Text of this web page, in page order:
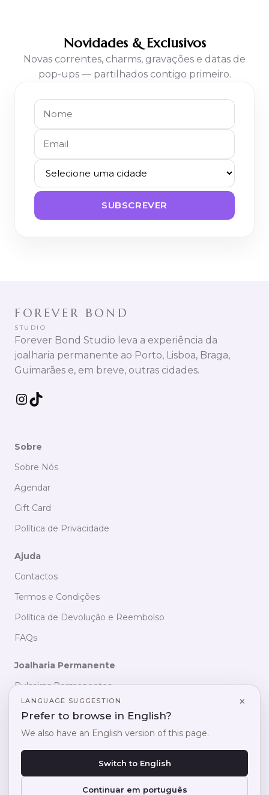
EN
Novidades & Exclusivos
Novas correntes, charms, gravações e datas de
pop-ups — partilhados contigo primeiro.
SUBSCREVER
FOREVER BOND
STUDIO
Forever Bond Studio leva a experiência da
joalharia permanente ao Porto, Lisboa, Braga,
Guimarães e, em breve, outras cidades.
InstagramTikTok
Sobre
Sobre Nós
Agendar
Gift Card
Política de Privacidade
Ajuda
Contactos
Termos e Condições
Política de Devolução e Reembolso
FAQs
Joalharia Permanente
Pulseiras Permanentes
Colares Permanentes
×
LANGUAGE SUGGESTION
Prefer to browse in English?
We also have an English version of this page.
Switch to English
Continuar em português